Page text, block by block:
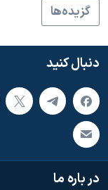
گزيده‌ها
دنبال کنید
در باره ما